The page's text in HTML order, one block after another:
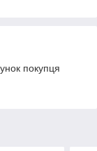
покупця